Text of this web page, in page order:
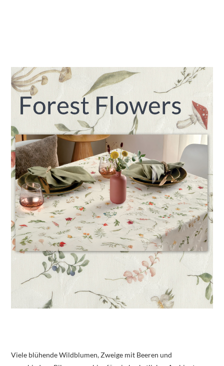
Viele blühende Wildblumen, Zweige mit Beeren und